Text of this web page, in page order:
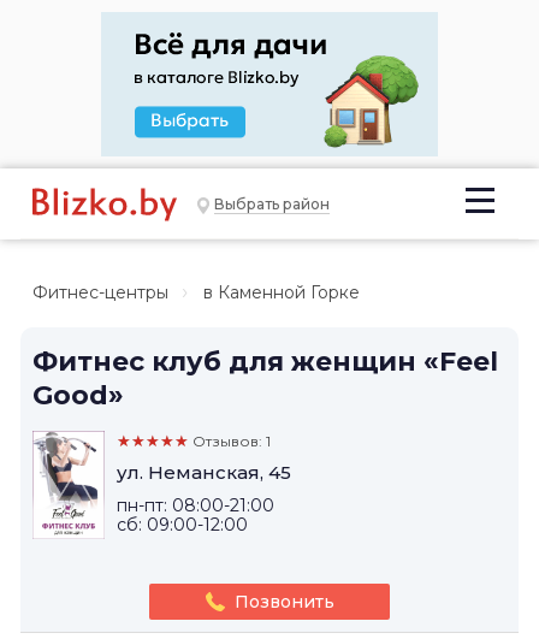
Выбрать район
Фитнес-центры в Каменной Горке
Фитнес клуб для женщин «Feel
Good»
★★★★★ Отзывов: 1
ул. Неманская, 45
пн-пт: 08:00-21:00
сб: 09:00-12:00
Позвонить